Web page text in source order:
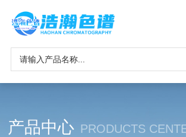
产品中心 PRODUCTS